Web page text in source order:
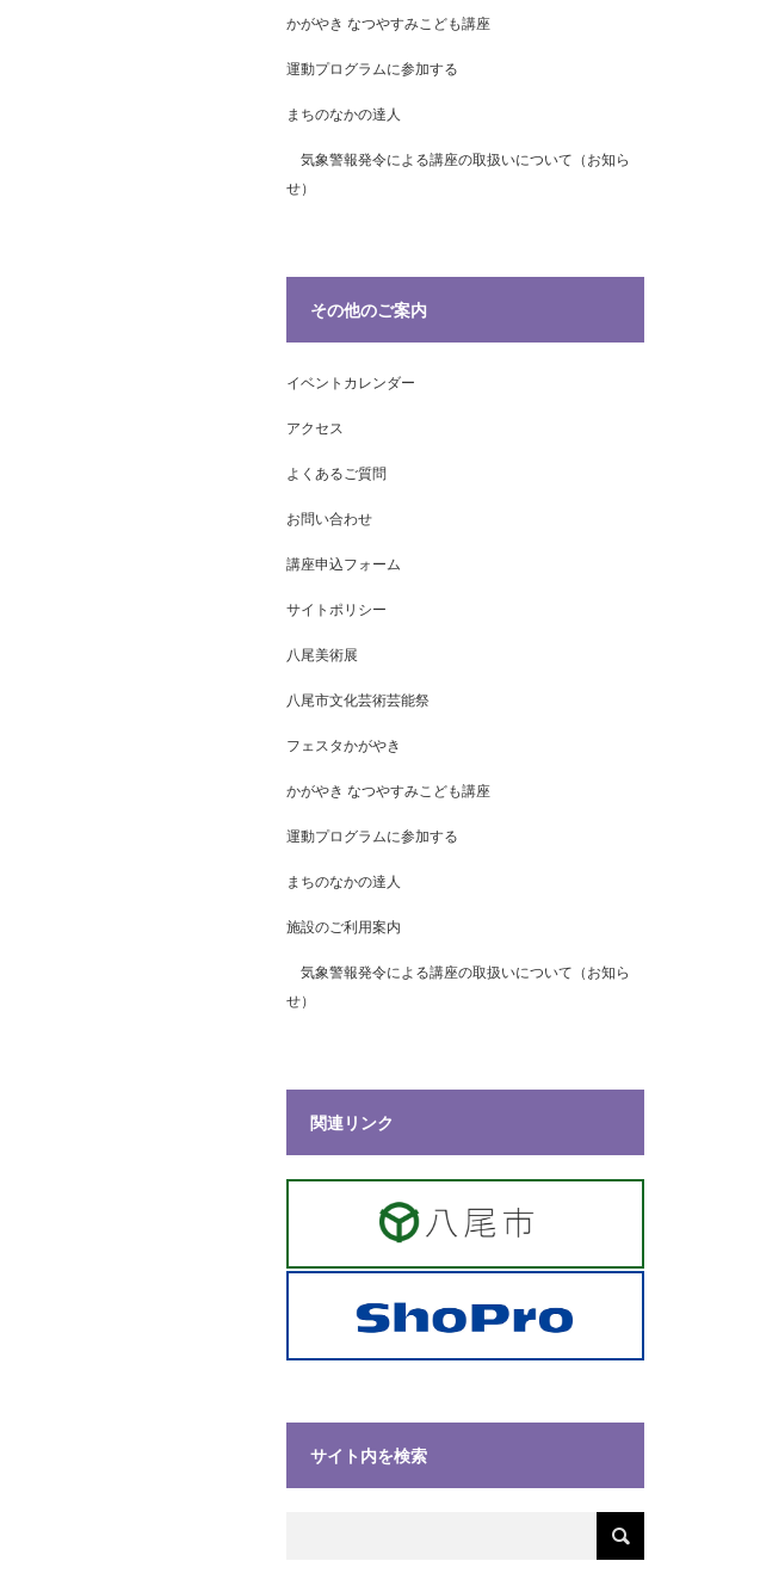
かがやき なつやすみこども講座
運動プログラムに参加する
まちのなかの達人
気象警報発令による講座の取扱いについて（お知ら
せ）
その他のご案内
イベントカレンダー
アクセス
よくあるご質問
お問い合わせ
講座申込フォーム
サイトポリシー
八尾美術展
八尾市文化芸術芸能祭
フェスタかがやき
かがやき なつやすみこども講座
運動プログラムに参加する
まちのなかの達人
施設のご利用案内
気象警報発令による講座の取扱いについて（お知ら
せ）
関連リンク
サイト内を検索